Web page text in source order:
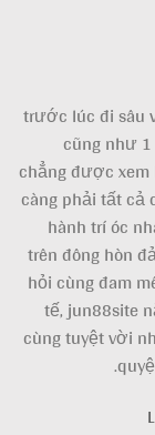
trước lúc đi sâu
cũng như
chẳng được
càng phải tất cả
hành trí óc
trên đông hòn
hỏi cùng đam
tế, jun88site
cùng tuyệt vời